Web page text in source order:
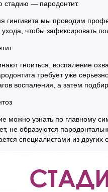
— пародонтит.
гингивита мы проводим
чтобы зафиксировать
гноиться, воспаление
требует уже
воспаления, а затем
можно узнать по главному
не образуются
специалистами из